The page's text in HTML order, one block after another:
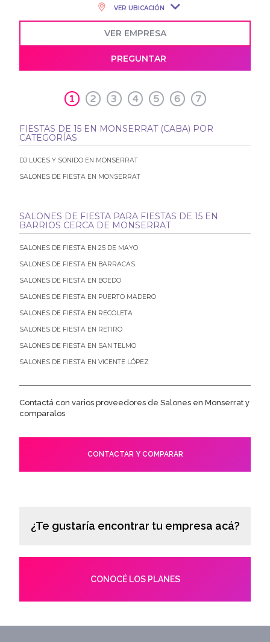
VER UBICACIÓN
VER EMPRESA
PREGUNTAR
1 2 3 4 5 6 7
FIESTAS DE 15 EN MONSERRAT (CABA) POR
CATEGORÍAS
DJ LUCES Y SONIDO EN MONSERRAT
SALONES DE FIESTA EN MONSERRAT
SALONES DE FIESTA PARA FIESTAS DE 15 EN
BARRIOS CERCA DE MONSERRAT
SALONES DE FIESTA EN 25 DE MAYO
SALONES DE FIESTA EN BARRACAS
SALONES DE FIESTA EN BOEDO
SALONES DE FIESTA EN PUERTO MADERO
SALONES DE FIESTA EN RECOLETA
SALONES DE FIESTA EN RETIRO
SALONES DE FIESTA EN SAN TELMO
SALONES DE FIESTA EN VICENTE LÓPEZ
Contactá con varios proveedores de Salones en Monserrat y
comparalos
CONTACTAR Y COMPARAR
¿Te gustaría encontrar tu empresa acá?
CONOCÉ LOS PLANES